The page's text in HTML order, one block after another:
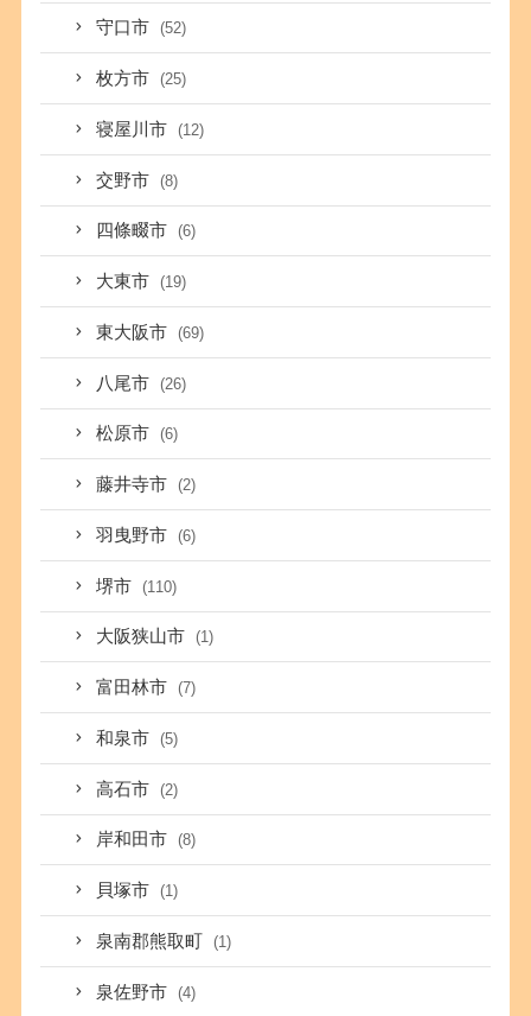
守口市 (52)
枚方市 (25)
寝屋川市 (12)
交野市 (8)
四條畷市 (6)
大東市 (19)
東大阪市 (69)
八尾市 (26)
松原市 (6)
藤井寺市 (2)
羽曳野市 (6)
堺市 (110)
大阪狭山市 (1)
富田林市 (7)
和泉市 (5)
高石市 (2)
岸和田市 (8)
貝塚市 (1)
泉南郡熊取町 (1)
泉佐野市 (4)